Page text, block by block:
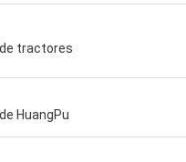
tractores
HuangPu